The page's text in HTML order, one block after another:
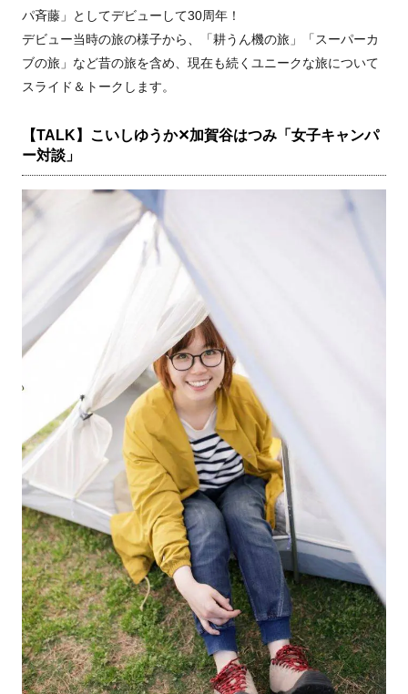
パ斉藤」としてデビューして30周年！
デビュー当時の旅の様子から、「耕うん機の旅」「スーパーカ
ブの旅」など昔の旅を含め、現在も続くユニークな旅について
スライド＆トークします。
【TALK】こいしゆうか✕加賀谷はつみ「女子キャンパ
ー対談」